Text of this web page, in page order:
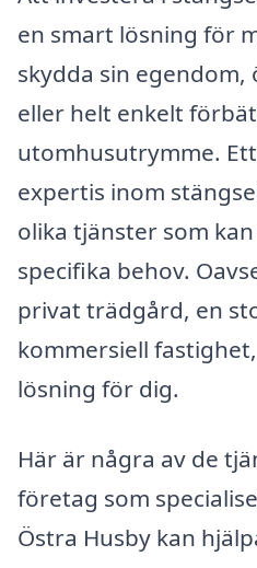
en smart lösning för
skydda sin egendom,
eller helt enkelt
utomhusutrymme.
expertis inom
olika tjänster som
specifika behov.
privat trädgård, en
kommersiell
lösning för dig.
Här är några av de
företag som
Östra Husby kan